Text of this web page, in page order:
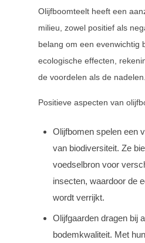
Olijfboomteelt heeft een
milieu, zowel positief als
belang om een evenwichtig
ecologische effecten,
de voordelen als de nadelen.
Positieve aspecten van
Olijfbomen spelen een
van biodiversiteit. Ze
voedselbron voor
insecten, waardoor de
wordt verrijkt.
Olijfgaarden dragen bij
bodemkwaliteit. Met